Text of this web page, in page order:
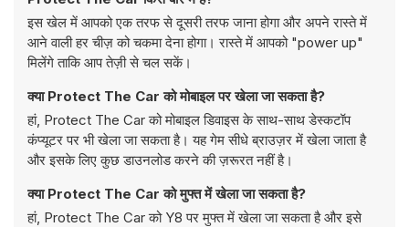
इस खेल में आपको एक तरफ से दूसरी तरफ जाना होगा और अपने रास्ते में
आने वाली हर चीज़ को चकमा देना होगा। रास्ते में आपको "power up"
मिलेंगे ताकि आप तेज़ी से चल सकें।
क्या Protect The Car को मोबाइल पर खेला जा सकता है?
हां, Protect The Car को मोबाइल डिवाइस के साथ-साथ डेस्कटॉप
कंप्यूटर पर भी खेला जा सकता है। यह गेम सीधे ब्राउज़र में खेला जाता है
और इसके लिए कुछ डाउनलोड करने की ज़रूरत नहीं है।
क्या Protect The Car को मुफ्त में खेला जा सकता है?
हां, Protect The Car को Y8 पर मुफ्त में खेला जा सकता है और इसे